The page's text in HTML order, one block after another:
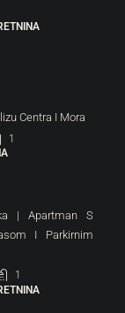
Centra I Mora
1
| Apartman S
I Parkirnim
1